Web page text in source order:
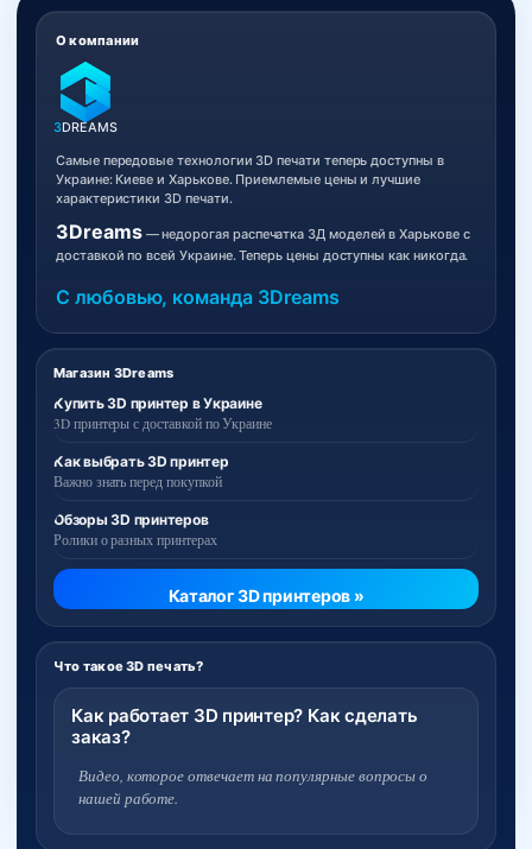
Магазин 3Dreams
Купить 3D принтер в Украине
3D принтеры с доставкой по Украине
Как выбрать 3D принтер
Важно знать перед покупкой
Обзоры 3D принтеров
Ролики о разных принтерах
Каталог 3D принтеров »
Что такое 3D печать?
Как работает 3D принтер? Как сделать
заказ?
Видео, которое отвечает на популярные вопросы о
нашей работе.
О компании
3DREAMS
Самые передовые технологии 3D печати теперь доступны в
Украине: Киеве и Харькове. Приемлемые цены и лучшие
характеристики 3D печати.
3Dreams— недорогая распечатка 3Д моделей в Харькове с
доставкой по всей Украине. Теперь цены доступны как никогда.
С любовью, команда 3Dreams